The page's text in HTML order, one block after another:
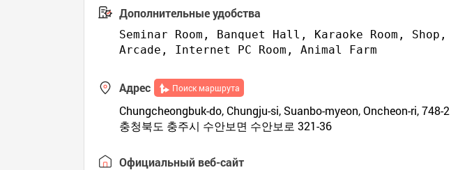
Дополнительные удобства
Seminar Room, Banquet Hall, Karaoke Room,
Адрес Поиск маршрута
Chungcheongbuk-do, Chungju-si, Suanbo-myeon, Oncheon-ri, 748-2
충청북도 충주시 수안보면 수안보로 321-36
Официальный веб-сайт